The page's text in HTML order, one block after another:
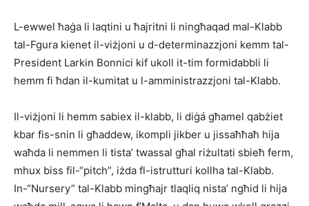
L-ewwel ħaġa li laqtini u ħajritni li ningħaqad mal-Klabb
tal-Fgura kienet il-viżjoni u d-determinazzjoni kemm tal-
President Larkin Bonnici kif ukoll it-tim formidabbli li
hemm fi ħdan il-kumitat u l-amministrazzjoni tal-Klabb.
Il-viżjoni li hemm sabiex il-klabb, li diġá għamel qabżiet
kbar fis-snin li għaddew, ikompli jikber u jissaħħaħ hija
waħda li nemmen li tista’ twassal għal riżultati sbieħ ferm,
mhux biss fil-“pitch”, iżda fl-istrutturi kollha tal-Klabb.
In-“Nursery” tal-Klabb mingħajr tlaqliq nista’ ngħid li hija